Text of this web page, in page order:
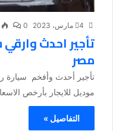
4 مارس، 2023 0
تأجير احدث
مصر
تأجير أحدث وأفخم
موديل للايجار بأرخص
التفاصيل »